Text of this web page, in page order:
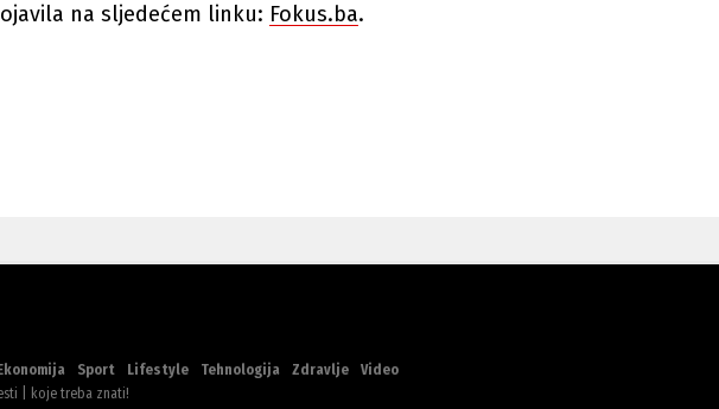
na sljedećem linku: Fokus.ba.
Ekonomija Sport Lifestyle Tehnologija Zdravlje
Video
| koje treba znati!